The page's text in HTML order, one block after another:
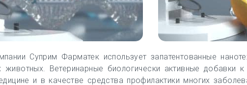
Суприм Фарматек использует запатентованные
Ветеринарные биологически активные
и в качестве средства профилактики многих